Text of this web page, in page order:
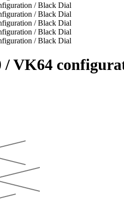
/ VK64